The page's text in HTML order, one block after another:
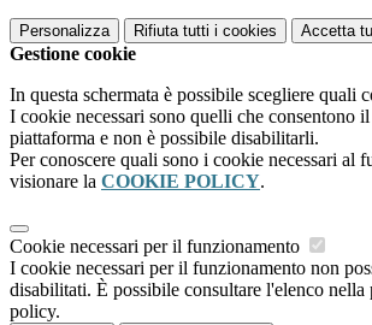
Personalizza Rifiuta tutti i cookies Accetta
Gestione cookie
In questa schermata è possibile scegliere quali
I cookie necessari sono quelli che consentono
piattaforma e non è possibile disabilitarli.
Per conoscere quali sono i cookie necessari al
visionare la COOKIE POLICY.
Cookie necessari per il funzionamento
I cookie necessari per il funzionamento non
disabilitati. È possibile consultare l'elenco nella
policy.